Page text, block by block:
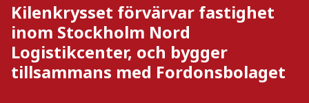
Kilenkrysset förvärvar fastighet
inom Stockholm Nord
Logistikcenter, och bygger
tillsammans med Fordonsbolaget